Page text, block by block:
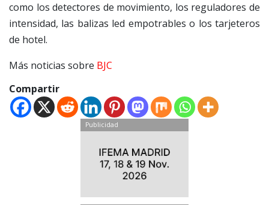
como los detectores de movimiento, los reguladores de
intensidad, las balizas led empotrables o los tarjeteros
de hotel.
Más noticias sobre BJC
Compartir
Publicidad